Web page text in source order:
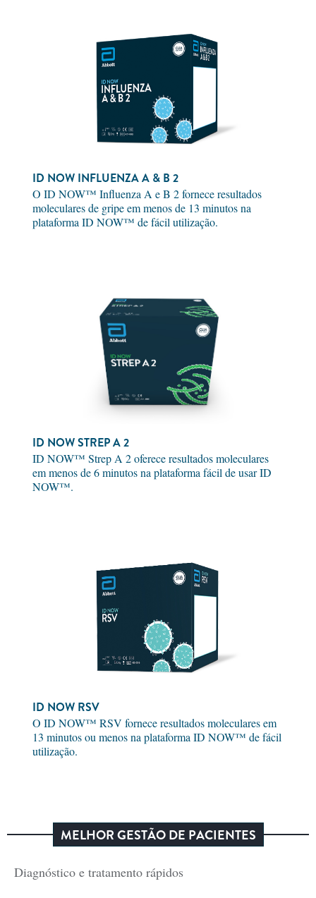
ID NOW INFLUENZA A & B 2
O ID NOW™ Influenza A e B 2 fornece resultados
moleculares de gripe em menos de 13 minutos na
plataforma ID NOW™ de fácil utilização.
ID NOW STREP A 2
ID NOW™ Strep A 2 oferece resultados moleculares
em menos de 6 minutos na plataforma fácil de usar ID
NOW™.
ID NOW RSV
O ID NOW™ RSV fornece resultados moleculares em
13 minutos ou menos na plataforma ID NOW™ de fácil
utilização.
MELHOR GESTÃO DE PACIENTES
Diagnóstico e tratamento rápidos